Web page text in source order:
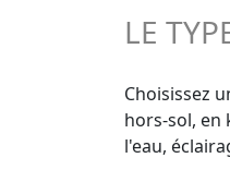
LE
Choisissez
hors-sol, en
l'eau,